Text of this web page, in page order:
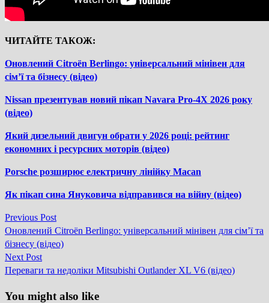
ЧИТАЙТЕ ТАКОЖ:
Оновлений Citroën Berlingo: універсальний мінівен для
сім’ї та бізнесу (відео)
Nissan презентував новий пікап Navara Pro-4X 2026 року
(відео)
Який дизельний двигун обрати у 2026 році: рейтинг
економних і ресурсних моторів (відео)
Porsche розширює електричну лінійку Macan
Як пікап сина Януковича відправився на війну (відео)
Навігація
записів
Previous PostPrevious
post:
Оновлений Citroën Berlingo: універсальний мінівен для сім’ї та
бізнесу (відео)
Next PostNext
post:
Переваги та недоліки Mitsubishi Outlander XL V6 (відео)
You might also like